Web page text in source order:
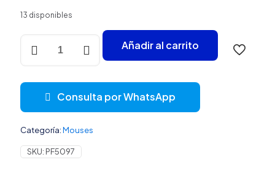
13 disponibles
MOUSE
LOGITECH
PRO
SUPERLIGHT
LIGHTSPEED
2.4GHZ
32000
Añadir al carrito
Consulta por WhatsApp
Categoría:Mouses
SKU: PF5097